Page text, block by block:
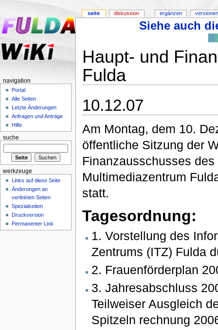
Siehe auch
Haupt- und
Fulda
10.12.07
Am Montag, dem 10.
öffentliche Sitzung der
Finanzausschusses
Multimediazentrum
statt.
Tagesordnung:
1. Vorstellung des
Zentrums (ITZ) Fulda
2. Frauenförderplan
3. Jahresabschluss
Teilweiser Ausgleich
Spitzeln rechnung
seite diskussion ergänzen
navigation
Portal
Alle Seiten
Letzte Änderungen
Anfragen und Anträge
Hilfe
suche
werkzeuge
Links auf diese Seite
Änderungen an
verlinkten Seiten
Spezialseiten
Druckversion
Permanenter Link